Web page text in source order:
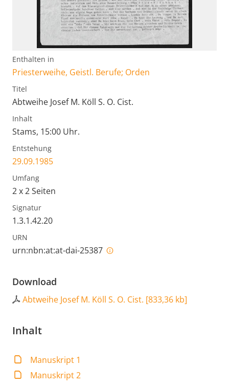
Enthalten in
Priesterweihe, Geistl. Berufe; Orden
Titel
Abtweihe Josef M. Köll S. O. Cist.
Inhalt
Stams, 15:00 Uhr.
Entstehung
29.09.1985
Umfang
2 x 2 Seiten
Signatur
1.3.1.42.20
URN
urn:nbn:at:at-dai-25387
Download
Abtweihe Josef M. Köll S. O. Cist. [833,36 kb]
Inhalt
Manuskript 1
Manuskript 2